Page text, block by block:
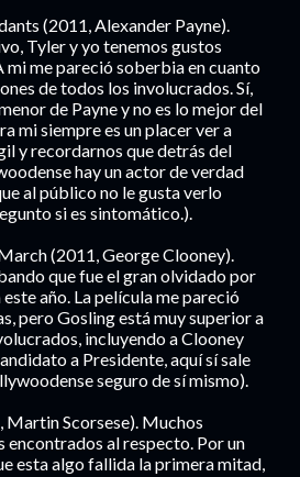
(2011, Alexander Payne).
Tyler y yo tenemos gustos
mi me pareció soberbia en cuanto
de todos los involucrados. Sí,
de Payne y no es lo mejor del
mi siempre es un placer ver a
y recordarnos que detrás del
hay un actor de verdad
al público no le gusta verlo
si es sintomático.).
(2011, George Clooney).
que fue el gran olvidado por
año. La película me pareció
pero Gosling está muy superior a
incluyendo a Clooney
a Presidente, aquí sí sale
seguro de sí mismo).
Martin Scorsese). Muchos
encontrados al respecto. Por un
esta algo fallida la primera mitad,